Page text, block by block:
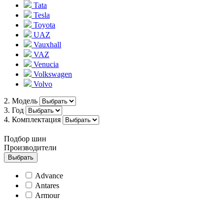
Tata
Tesla
Toyota
UAZ
Vauxhall
VAZ
Venucia
Volkswagen
Volvo
2. Модель
3. Год
4. Комплектация
Подбор шин
Производители
Выбрать
Advance
Antares
Armour